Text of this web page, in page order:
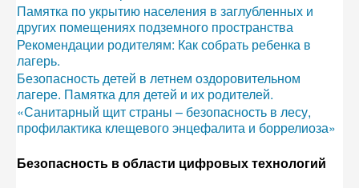
Памятка по укрытию населения в заглубленных и
других помещениях подземного пространства
Рекомендации родителям: Как собрать ребенка в
лагерь.
Безопасность детей в летнем оздоровительном
лагере. Памятка для детей и их родителей.
«Санитарный щит страны – безопасность в лесу,
профилактика клещевого энцефалита и боррелиоза»
Безопасность в области цифровых технологий